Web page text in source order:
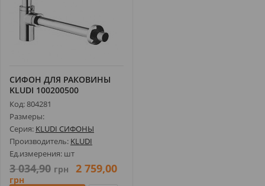
СИФОН ДЛЯ РАКОВИНЫ
KLUDI 100200500
Код: 804281
Размеры:
Серия: KLUDI СИФОНЫ
Производитель: KLUDI
Ед.измерения: шт
3 034,90 грн 2 759,00
грн